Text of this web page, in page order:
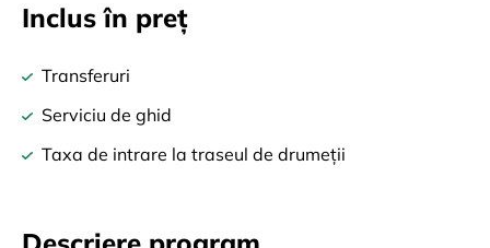
Inclus în preț
Transferuri
Serviciu de ghid
Taxa de intrare la traseul de drumeții